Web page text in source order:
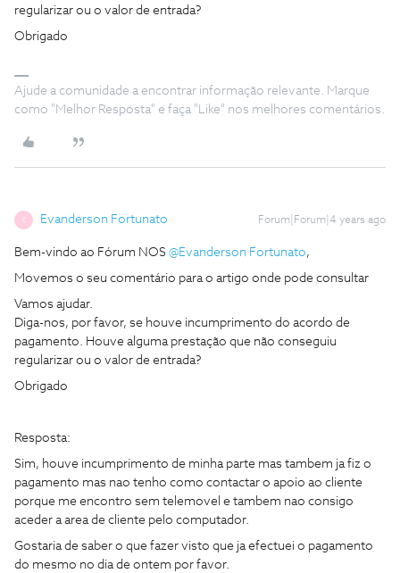
regularizar ou o valor de entrada?
Obrigado
Ajude a comunidade a encontrar informação relevante. Marque
como "Melhor Resposta" e faça "Like" nos melhores comentários.
Evanderson Fortunato Forum|Forum|4 years ago
Bem-vindo ao Fórum NOS @Evanderson Fortunato,
Movemos o seu comentário para o artigo onde pode consultar
Vamos ajudar.
Diga-nos, por favor, se houve incumprimento do acordo de
pagamento. Houve alguma prestação que não conseguiu
regularizar ou o valor de entrada?
Obrigado
Resposta:
Sim, houve incumprimento de minha parte mas tambem ja fiz o
pagamento mas nao tenho como contactar o apoio ao cliente
porque me encontro sem telemovel e tambem nao consigo
aceder a area de cliente pelo computador.
Gostaria de saber o que fazer visto que ja efectuei o pagamento
do mesmo no dia de ontem por favor.